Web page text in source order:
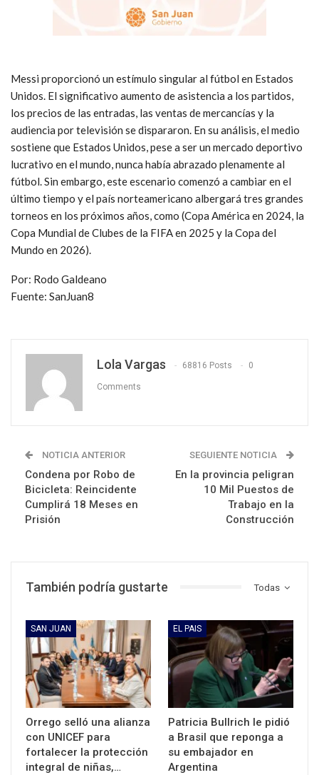
Messi proporcionó un estímulo singular al fútbol en Estados
Unidos. El significativo aumento de asistencia a los partidos,
los precios de las entradas, las ventas de mercancías y la
audiencia por televisión se dispararon. En su análisis, el medio
sostiene que Estados Unidos, pese a ser un mercado deportivo
lucrativo en el mundo, nunca había abrazado plenamente al
fútbol. Sin embargo, este escenario comenzó a cambiar en el
último tiempo y el país norteamericano albergará tres grandes
torneos en los próximos años, como (Copa América en 2024, la
Copa Mundial de Clubes de la FIFA en 2025 y la Copa del
Mundo en 2026).
Por: Rodo Galdeano
Fuente: SanJuan8
Lola Vargas 68816 Posts 0
Comments
NOTICIA ANTERIOR
Condena por Robo de
Bicicleta: Reincidente
Cumplirá 18 Meses en
Prisión
SEGUIENTE NOTICIA
En la provincia peligran
10 Mil Puestos de
Trabajo en la
Construcción
Todas
También podría gustarte
SAN JUAN
Orrego selló una alianza
con UNICEF para
fortalecer la protección
integral de niñas,…
EL PAIS
Patricia Bullrich le pidió
a Brasil que reponga a
su embajador en
Argentina